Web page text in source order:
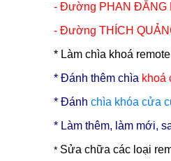
- Đường PHAN ĐĂNG
- Đường THÍCH
* Làm chìa khoá
* Đánh thêm chìa khoá
* Đánh chìa khóa cửa
* Làm thêm, làm mới,
* Sửa chữa các loại